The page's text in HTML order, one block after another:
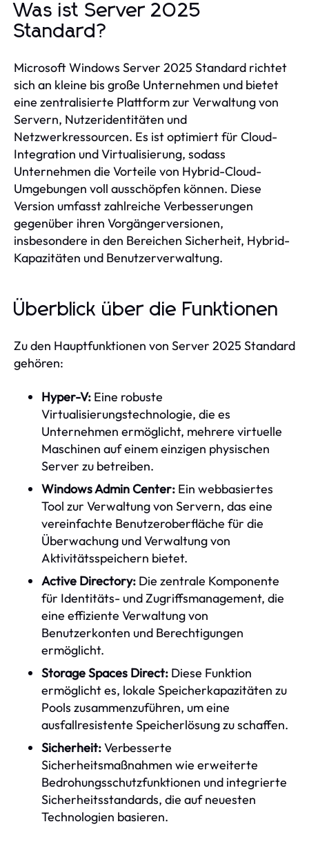
Was ist Server 2025
Standard?
Microsoft Windows Server 2025 Standard richtet
sich an kleine bis große Unternehmen und bietet
eine zentralisierte Plattform zur Verwaltung von
Servern, Nutzeridentitäten und
Netzwerkressourcen. Es ist optimiert für Cloud-
Integration und Virtualisierung, sodass
Unternehmen die Vorteile von Hybrid-Cloud-
Umgebungen voll ausschöpfen können. Diese
Version umfasst zahlreiche Verbesserungen
gegenüber ihren Vorgängerversionen,
insbesondere in den Bereichen Sicherheit, Hybrid-
Kapazitäten und Benutzerverwaltung.
Überblick über die Funktionen
Zu den Hauptfunktionen von Server 2025 Standard
gehören:
Hyper-V: Eine robuste
Virtualisierungstechnologie, die es
Unternehmen ermöglicht, mehrere virtuelle
Maschinen auf einem einzigen physischen
Server zu betreiben.
Windows Admin Center: Ein webbasiertes
Tool zur Verwaltung von Servern, das eine
vereinfachte Benutzeroberfläche für die
Überwachung und Verwaltung von
Aktivitätsspeichern bietet.
Active Directory: Die zentrale Komponente
für Identitäts- und Zugriffsmanagement, die
eine effiziente Verwaltung von
Benutzerkonten und Berechtigungen
ermöglicht.
Storage Spaces Direct: Diese Funktion
ermöglicht es, lokale Speicherkapazitäten zu
Pools zusammenzuführen, um eine
ausfallresistente Speicherlösung zu schaffen.
Sicherheit:Verbesserte
Sicherheitsmaßnahmen wie erweiterte
Bedrohungsschutzfunktionen und integrierte
Sicherheitsstandards, die auf neuesten
Technologien basieren.